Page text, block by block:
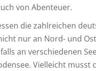
von Abenteuer.
die zahlreichen
nur an Nord- und
an verschiedenen
Vielleicht musst